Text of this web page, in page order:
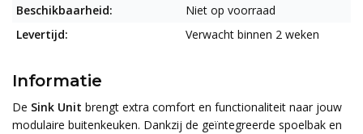
Beschikbaarheid:
Niet op voorraad
Levertijd:
Verwacht binnen 2 weken
Informatie
De Sink Unit brengt extra comfort en functionaliteit naar jouw
modulaire buitenkeuken. Dankzij de geïntegreerde spoelbak en